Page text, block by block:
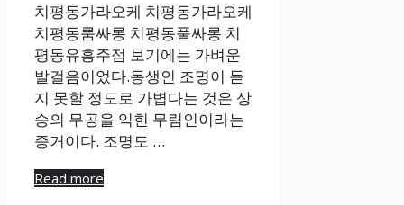
치평동가라오케 치평동가라오케
치평동룸싸롱 치평동풀싸롱 치
평동유흥주점 보기에는 가벼운
발걸음이었다.동생인 조명이 듣
지 못할 정도로 가볍다는 것은 상
승의 무공을 익힌 무림인이라는
증거이다. 조명도 …
Read more